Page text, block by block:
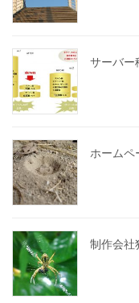
サーバー
ホームペ
制作会社